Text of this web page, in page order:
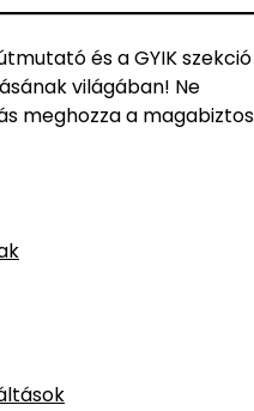
és a GYIK szekció
világában! Ne
meghozza a magabiztos